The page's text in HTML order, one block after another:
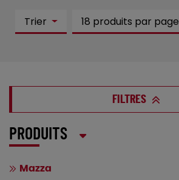
Trier 18 produits par page
FILTRES
PRODUITS
Mazza